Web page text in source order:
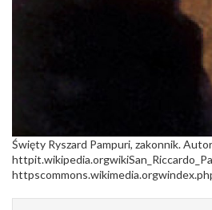
Święty Ryszard Pampuri, zakonnik.